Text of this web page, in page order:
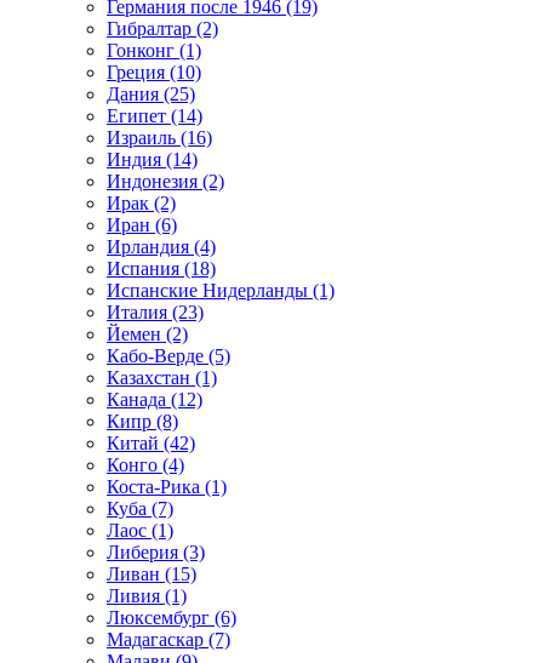
Германия после 1946 (19)
Гибралтар (2)
Гонконг (1)
Греция (10)
Дания (25)
Египет (14)
Израиль (16)
Индия (14)
Индонезия (2)
Ирак (2)
Иран (6)
Ирландия (4)
Испания (18)
Испанские Нидерланды (1)
Италия (23)
Йемен (2)
Кабо-Верде (5)
Казахстан (1)
Канада (12)
Кипр (8)
Китай (42)
Конго (4)
Коста-Рика (1)
Куба (7)
Лаос (1)
Либерия (3)
Ливан (15)
Ливия (1)
Люксембург (6)
Мадагаскар (7)